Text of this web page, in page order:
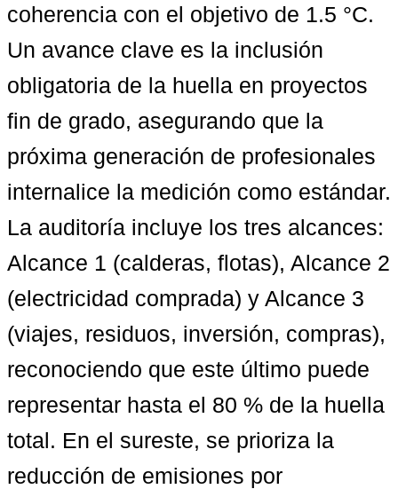
coherencia con el objetivo de 1.5 °C.
Un avance clave es la inclusión
obligatoria de la huella en proyectos
fin de grado, asegurando que la
próxima generación de profesionales
internalice la medición como estándar.
La auditoría incluye los tres alcances:
Alcance 1 (calderas, flotas), Alcance 2
(electricidad comprada) y Alcance 3
(viajes, residuos, inversión, compras),
reconociendo que este último puede
representar hasta el 80 % de la huella
total. En el sureste, se prioriza la
reducción de emisiones por